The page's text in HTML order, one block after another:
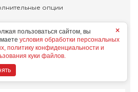
опции
×
пользоваться сайтом, вы
условия обработки персональных
политику конфиденциальности и
куки файлов.